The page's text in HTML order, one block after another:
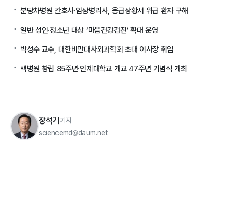
분당차병원 간호사·임상병리사, 응급상황서 위급 환자 구해
일반 성인·청소년 대상 ‘마음건강검진’ 확대 운영
박성수 교수, 대한비만대사외과학회 초대 이사장 취임
백병원 창립 85주년·인제대학교 개교 47주년 기념식 개최
장석기 기자
sciencemd@daum.net